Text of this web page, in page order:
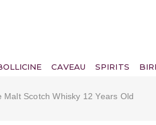
CAVEAU SPIRITS
Scotch Whisky 12 Years Old